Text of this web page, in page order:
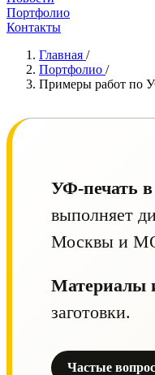
Портфолио
Контакты
Главная /
Портфолио /
Примеры работ по
УФ-печать в
выполняет
Москвы и
Материалы
заготовки.
Частые